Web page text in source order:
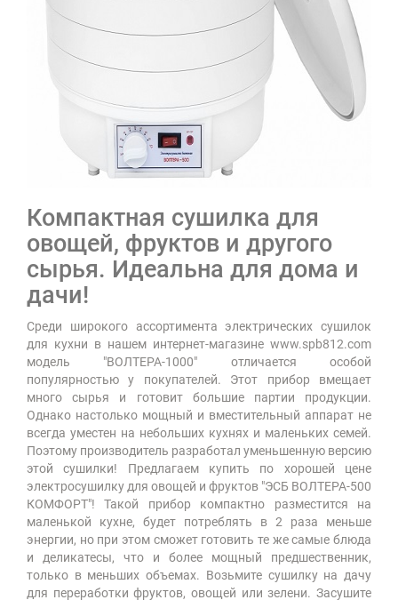
Компактная сушилка для
овощей, фруктов и другого
сырья. Идеальна для дома и
дачи!
Среди широкого ассортимента электрических сушилок
для кухни в нашем интернет-магазине www.spb812.com
модель "ВОЛТЕРА-1000" отличается особой
популярностью у покупателей. Этот прибор вмещает
много сырья и готовит большие партии продукции.
Однако настолько мощный и вместительный аппарат не
всегда уместен на небольших кухнях и маленьких семей.
Поэтому производитель разработал уменьшенную версию
этой сушилки! Предлагаем купить по хорошей цене
электросушилку для овощей и фруктов "ЭСБ ВОЛТЕРА-500
КОМФОРТ"! Такой прибор компактно разместится на
маленькой кухне, будет потреблять в 2 раза меньше
энергии, но при этом сможет готовить те же самые блюда
и деликатесы, что и более мощный предшественник,
только в меньших объемах. Возьмите сушилку на дачу
для переработки фруктов, овощей или зелени. Засушите